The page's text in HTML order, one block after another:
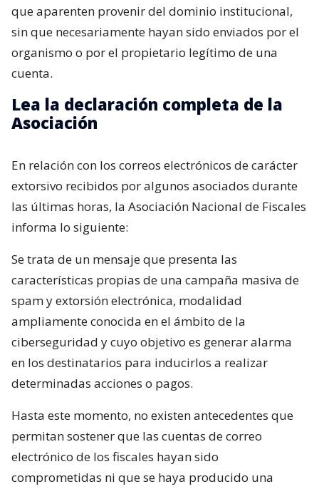
que aparenten provenir del dominio institucional,
sin que necesariamente hayan sido enviados por el
organismo o por el propietario legítimo de una
cuenta.
Lea la declaración completa de la
Asociación
En relación con los correos electrónicos de carácter
extorsivo recibidos por algunos asociados durante
las últimas horas, la Asociación Nacional de Fiscales
informa lo siguiente:
Se trata de un mensaje que presenta las
características propias de una campaña masiva de
spam y extorsión electrónica, modalidad
ampliamente conocida en el ámbito de la
ciberseguridad y cuyo objetivo es generar alarma
en los destinatarios para inducirlos a realizar
determinadas acciones o pagos.
Hasta este momento, no existen antecedentes que
permitan sostener que las cuentas de correo
electrónico de los fiscales hayan sido
comprometidas ni que se haya producido una